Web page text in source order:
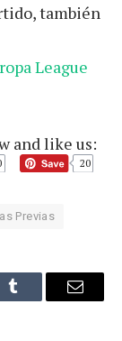
también
League
and like us:
20
Previas
Tumblr Email